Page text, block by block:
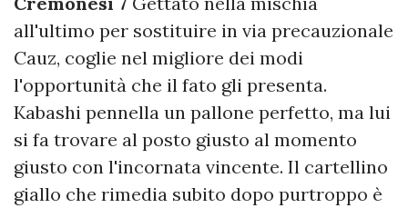
all'ultimo per sostituire in via precauzionale
Cauz, coglie nel migliore dei modi
l'opportunità che il fato gli presenta.
Kabashi pennella un pallone perfetto, ma lui
si fa trovare al posto giusto al momento
giusto con l'incornata vincente. Il cartellino
giallo che rimedia subito dopo purtroppo è